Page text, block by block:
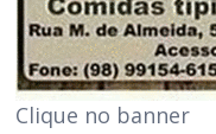
Clique no banner